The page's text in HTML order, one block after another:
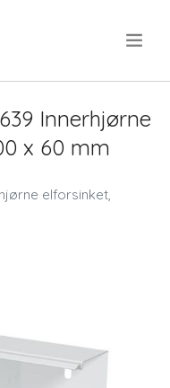
Innerhjørne
x 60 mm
elforsinket,